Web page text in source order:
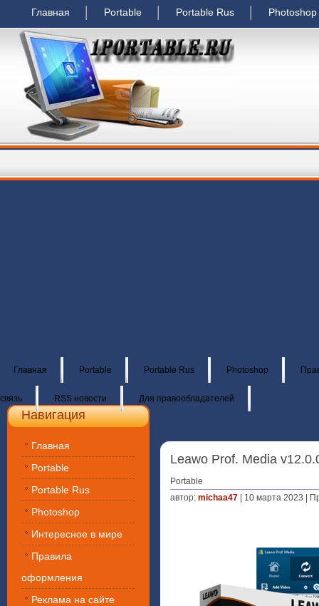
Главная Portable Portable Rus Photoshop
Главная Portable Portable Rus Photoshop
связь RSS новости Для правообладателей
Навигация
Главная
Portable
Portable Rus
Photoshop
Интересное в мире
Правила
оформления
Реклама на сайте
Leawo Prof. Media
Portable
автор: michaa47 | 10 марта 2023 |